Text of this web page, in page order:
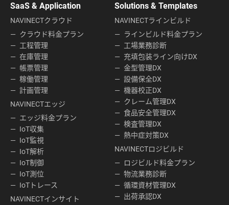
SaaS & Application
NAVINECTクラウド
クラウド料金プラン
工程管理
在庫管理
帳票管理
稼働管理
計画管理
NAVINECTエッジ
エッジ料金プラン
IoT収集
IoT監視
IoT解析
IoT制御
IoT測位
IoTトレース
NAVINECTインサイト
Solutions & Templates
NAVINECTラインビルド
ラインビルド料金プラン
工場業務診断
充填包装ライン向けDX
金型管理DX
設備保全DX
機器校正DX
クレーム管理DX
食品安全管理DX
検査管理DX
熱中症対策DX
NAVINECTロジビルド
ロジビルド料金プラン
物流業務診断
循環資材管理DX
出荷承認DX